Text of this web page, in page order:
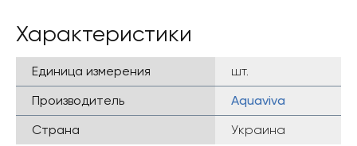
Характеристики
Единица измерения
шт.
Производитель
Aquaviva
Страна
Украина